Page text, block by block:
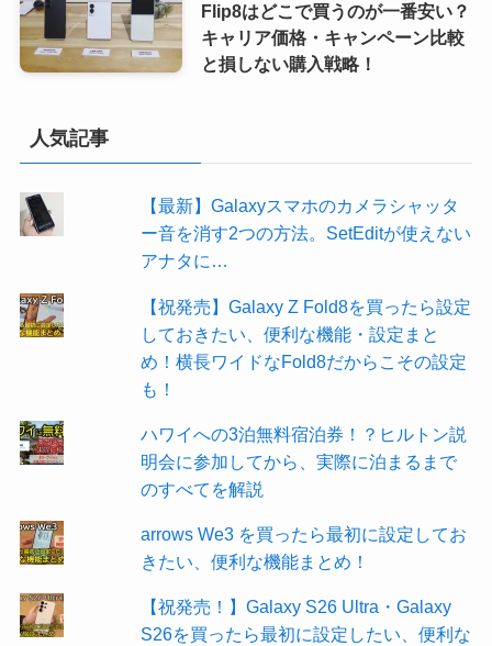
Flip8はどこで買うのが一番安い？
キャリア価格・キャンペーン比較
と損しない購入戦略！
人気記事
【最新】Galaxyスマホのカメラシャッタ
ー音を消す2つの方法。SetEditが使えない
アナタに…
【祝発売】Galaxy Z Fold8を買ったら設定
しておきたい、便利な機能・設定まと
め！横長ワイドなFold8だからこその設定
も！
ハワイへの3泊無料宿泊券！？ヒルトン説
明会に参加してから、実際に泊まるまで
のすべてを解説
arrows We3 を買ったら最初に設定してお
きたい、便利な機能まとめ！
【祝発売！】Galaxy S26 Ultra・Galaxy
S26を買ったら最初に設定したい、便利な